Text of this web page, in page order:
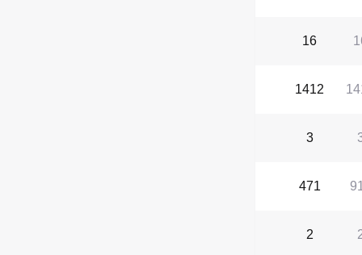
16
1412
3
471
2